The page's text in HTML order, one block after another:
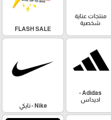
منتجات عناية
شخصية
FLASH SALE
Adidas -
اديداس
Nike - نايكي